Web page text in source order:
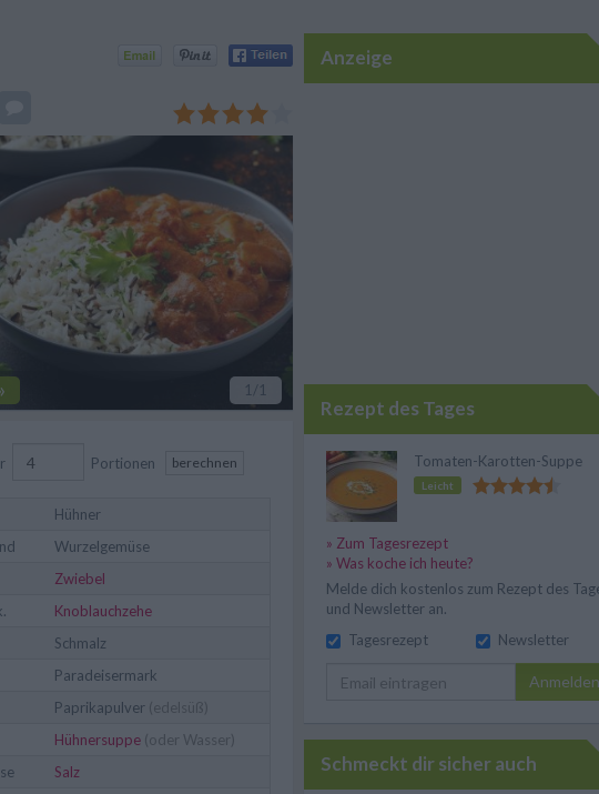
Wer es noch schärfer mag, gibt
Chilischoten dazu.
1 /1
Portionen berechnen
Hühner
Wurzelgemüse
Zwiebel
Knoblauchzehe
Schmalz
Paradeisermark
Paprikapulver (edelsüß)
Hühnersuppe (oder Wasser)
Salz
Anzeige
Rezept des Tages
Tomaten-Karotten-Suppe
Leicht
» Zum Tagesrezept
» Was koche ich heute?
Melde dich kostenlos zum Rezept des
und Newsletter an.
Tagesrezept
Newsletter
Anmelden
Schmeckt dir sicher auch